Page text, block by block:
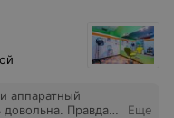
аппаратный
Правда,
Еще